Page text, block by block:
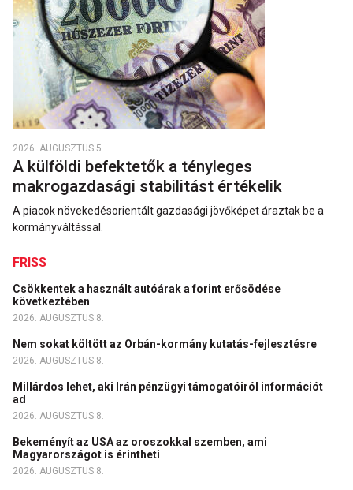
2026. AUGUSZTUS 5.
A külföldi befektetők a tényleges
makrogazdasági stabilitást értékelik
A piacok növekedésorientált gazdasági jövőképet áraztak be a
kormányváltással.
FRISS
Csökkentek a használt autóárak a forint erősödése
következtében
2026. AUGUSZTUS 8.
Nem sokat költött az Orbán-kormány kutatás-fejlesztésre
2026. AUGUSZTUS 8.
Millárdos lehet, aki Irán pénzügyi támogatóiról információt
ad
2026. AUGUSZTUS 8.
Bekeményít az USA az oroszokkal szemben, ami
Magyarországot is érintheti
2026. AUGUSZTUS 8.